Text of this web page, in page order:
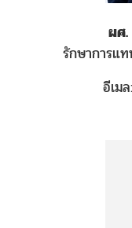
ผศ.
รักษาการแ
อีเม